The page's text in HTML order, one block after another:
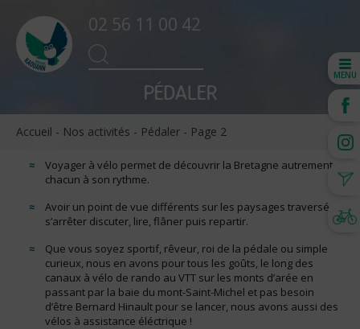
Search
for:
SEARCH
02 56 11 00 42
PÉDALER
MENU
Accueil - Nos activités - Pédaler - Page 2
Voyager à vélo permet de découvrir la Bretagne autrement
chacun à son rythme.
Avoir un point de vue différents sur les paysages traversés,
s’arrêter discuter, lire, flâner puis repartir.
Que vous soyez sportif, rêveur, roi de la pédale ou simple
curieux, nous en avons pour tous les goûts, le long des
canaux à vélo de rando au VTT sur les monts d’arée en
passant par la baie du mont-Saint-Michel et pas besoin
d’être Bernard Hinault pour se lancer, nous avons aussi des
vélos à assistance éléctrique !